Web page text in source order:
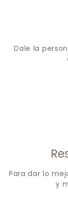
Dale la
Para dar lo
y